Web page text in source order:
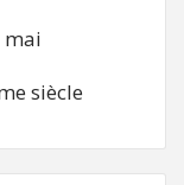
mai
siècle